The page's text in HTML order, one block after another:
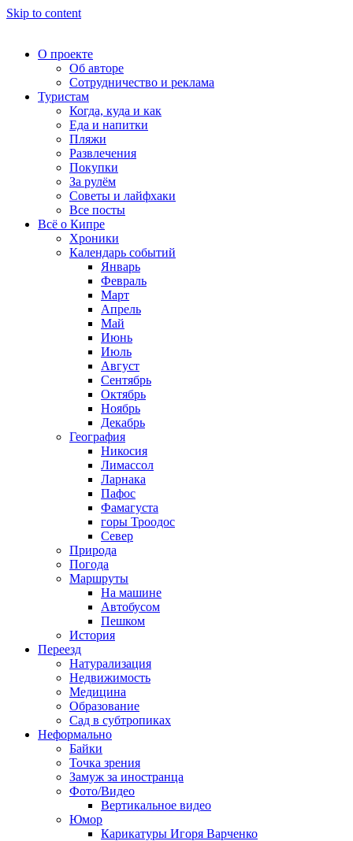
Skip to content
О проекте
Об авторе
Сотрудничество и реклама
Туристам
Когда, куда и как
Еда и напитки
Пляжи
Развлечения
Покупки
За рулём
Советы и лайфхаки
Все посты
Всё о Кипре
Хроники
Календарь событий
Январь
Февраль
Март
Апрель
Май
Июнь
Июль
Август
Сентябрь
Октябрь
Ноябрь
Декабрь
География
Никосия
Лимассол
Ларнака
Пафос
Фамагуста
горы Троодос
Север
Природа
Погода
Маршруты
На машине
Автобусом
Пешком
История
Переезд
Натурализация
Недвижимость
Медицина
Образование
Сад в субтропиках
Неформально
Байки
Точка зрения
Замуж за иностранца
Фото/Видео
Вертикальное видео
Юмор
Карикатуры Игоря Варченко